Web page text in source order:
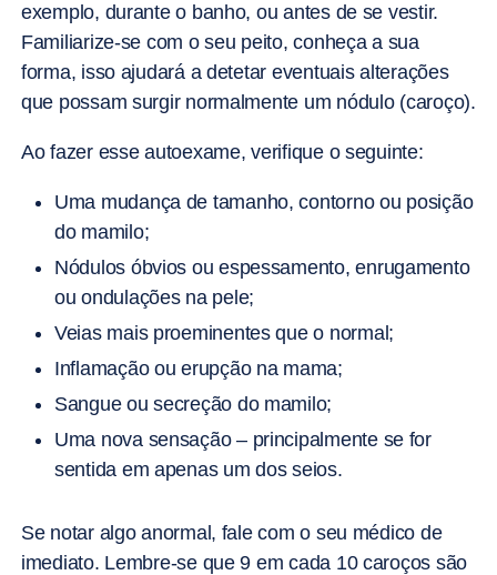
exemplo, durante o banho, ou antes de se vestir.
Familiarize-se com o seu peito, conheça a sua
forma, isso ajudará a detetar eventuais alterações
que possam surgir normalmente um nódulo (caroço).
Ao fazer esse autoexame, verifique o seguinte:
Uma mudança de tamanho, contorno ou posição
do mamilo;
Nódulos óbvios ou espessamento, enrugamento
ou ondulações na pele;
Veias mais proeminentes que o normal;
Inflamação ou erupção na mama;
Sangue ou secreção do mamilo;
Uma nova sensação – principalmente se for
sentida em apenas um dos seios.
Se notar algo anormal, fale com o seu médico de
imediato. Lembre-se que 9 em cada 10 caroços são